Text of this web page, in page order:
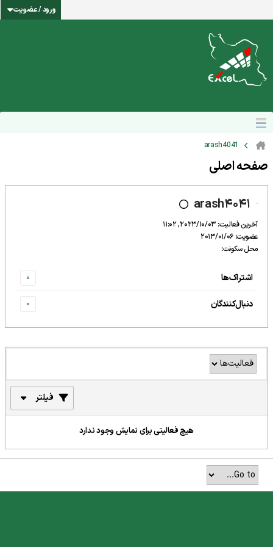
ورود / عضویت
arash4041
صفحه اصلی
arash4041
آخرین فعالیت: 2023/10/03, 11:02
عضویت: 2013/01/06
محل سکونت:
اشتراک‌ها 0
دنبال‌کنندگان 0
فیلتر
هیچ فعالیتی برای نمایش وجود ندارد